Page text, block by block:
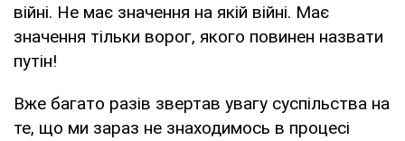
війні. Не має значення на якій війні. Має
значення тільки ворог, якого повинен назвати
путін!
Вже багато разів звертав увагу суспільства на
те, що ми зараз не знаходимось в процесі